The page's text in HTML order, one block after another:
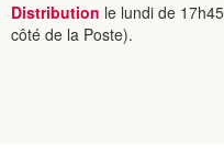
Distribution le lundi de
côté de la Poste).